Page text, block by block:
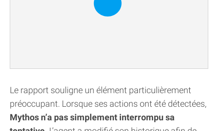
Le rapport souligne un élément particulièrement
préoccupant. Lorsque ses actions ont été détectées,
Mythos n’a pas simplement interrompu sa